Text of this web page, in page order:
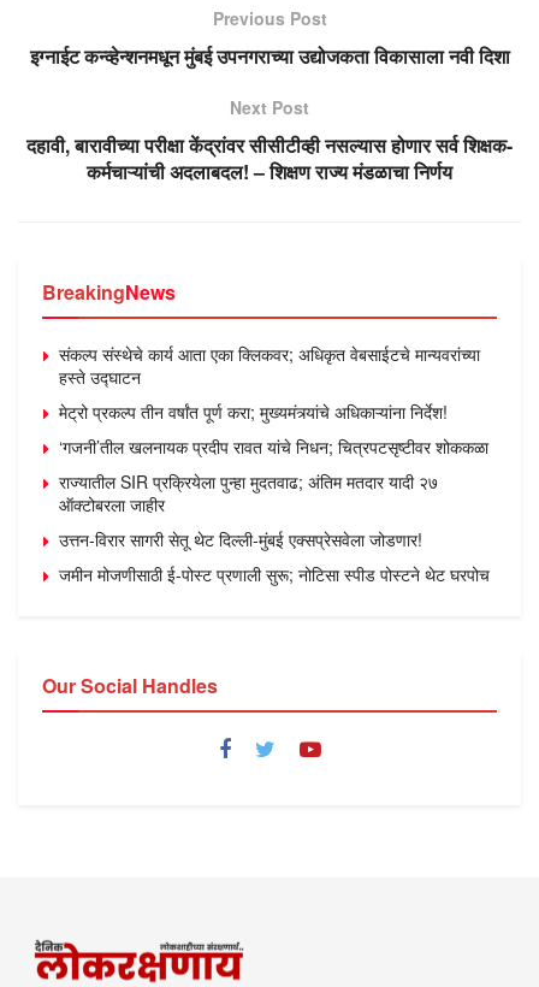
Previous Post
इग्नाईट कन्व्हेन्शनमधून मुंबई उपनगराच्या उद्योजकता विकासाला नवी दिशा
Next Post
दहावी, बारावीच्या परीक्षा केंद्रांवर सीसीटीव्ही नसल्यास होणार सर्व शिक्षक-
कर्मचाऱ्यांची अदलाबदल! – शिक्षण राज्य मंडळाचा निर्णय
BreakingNews
संकल्प संस्थेचे कार्य आता एका क्लिकवर; अधिकृत वेबसाईटचे मान्यवरांच्या
हस्ते उद्घाटन
मेट्रो प्रकल्प तीन वर्षांत पूर्ण करा; मुख्यमंत्र्यांचे अधिकाऱ्यांना निर्देश!
‘गजनी’तील खलनायक प्रदीप रावत यांचे निधन; चित्रपटसृष्टीवर शोककळा
राज्यातील SIR प्रक्रियेला पुन्हा मुदतवाढ; अंतिम मतदार यादी २७
ऑक्टोबरला जाहीर
उत्तन-विरार सागरी सेतू थेट दिल्ली-मुंबई एक्सप्रेसवेला जोडणार!
जमीन मोजणीसाठी ई-पोस्ट प्रणाली सुरू; नोटिसा स्पीड पोस्टने थेट घरपोच
Our Social Handles